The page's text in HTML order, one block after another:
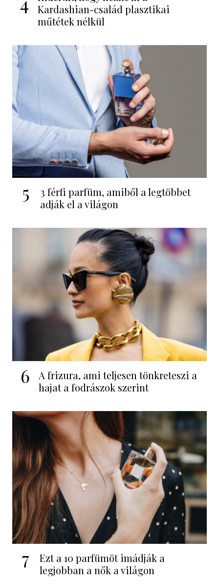
Kardashian-család plasztikai
műtétek nélkül
5
3 férfi parfüm, amiből a legtöbbet
adják el a világon
6
A frizura, ami teljesen tönkreteszi a
hajat a fodrászok szerint
7
Ezt a 10 parfümöt imádják a
legjobban a nők a világon